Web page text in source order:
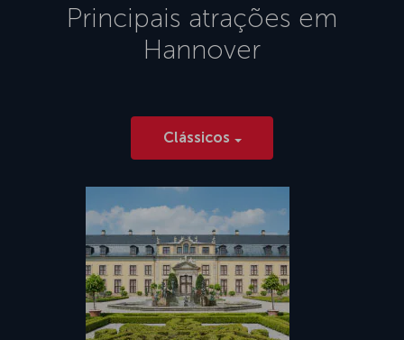
Principais atrações em
Hannover
Clássicos